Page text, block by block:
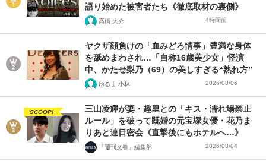
語り始めた被害者たち《徹底取材の裏側》
髙橋 大介 4時間前
ヤクザ顔負けの「血みどろ情事」豊満な身体
を舐めまわされ…「自称16歳美少女」怪演
中、かたせ梨乃（69）の美しすぎる“熟れ方”
ゆるま 小林 2026/08/06
SCOOP!
三山凌輝が妻・趣里との「キス・濡れ場禁止
ルール」を破って既婚の元宝塚女優・花乃ま
りあと連日密会《直撃後にもホテルへ…》
「週刊文春」編集部 2026/08/04